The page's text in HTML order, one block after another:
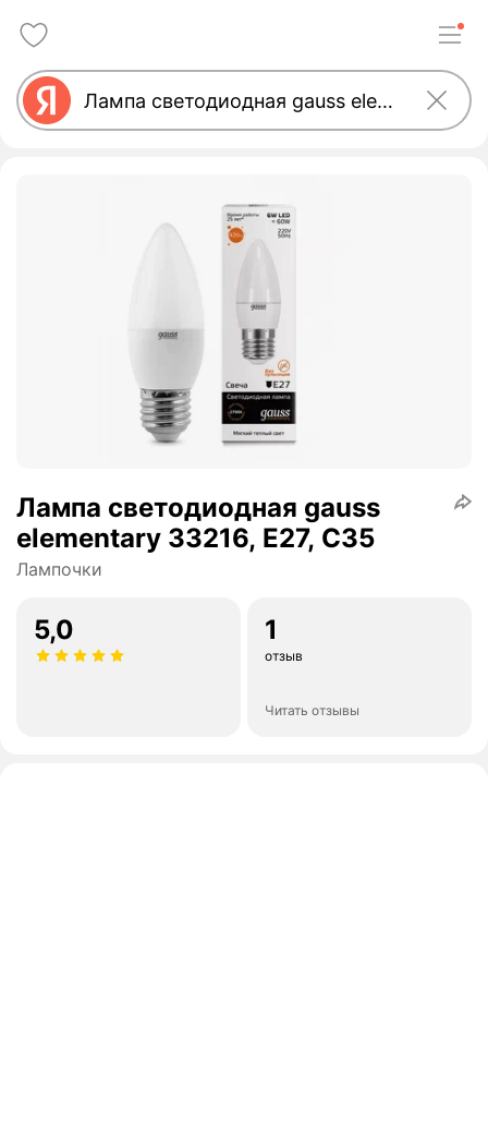
Лампа светодиодная gauss
elementary 33216, E27, C35
Лампочки
5,0 1
отзыв
Читать отзывы